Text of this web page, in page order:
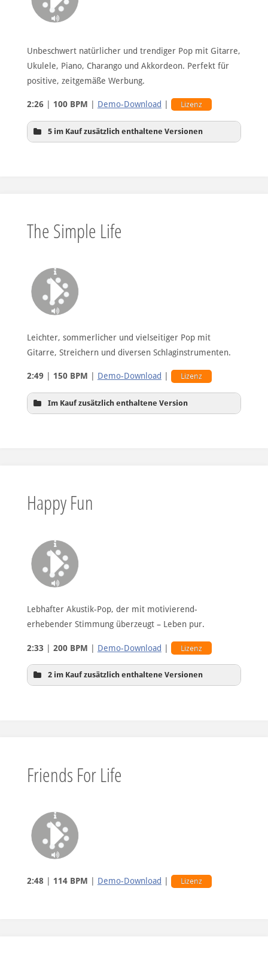
Unbeschwert natürlicher und trendiger Pop mit Gitarre,
Ukulele, Piano, Charango und Akkordeon. Perfekt für
positive, zeitgemäße Werbung.
2:26| 100 BPM Demo-Download Lizenz
5 im Kauf zusätzlich enthaltene Versionen
The Simple Life
Leichter, sommerlicher und vielseitiger Pop mit
Gitarre, Streichern und diversen Schlaginstrumenten.
2:49| 150 BPM Demo-Download Lizenz
Im Kauf zusätzlich enthaltene Version
Happy Fun
Lebhafter Akustik-Pop, der mit motivierend-
erhebender Stimmung überzeugt – Leben pur.
2:33 | 200 BPM | Demo-Download | Lizenz
2 im Kauf zusätzlich enthaltene Versionen
Friends For Life
2:48| 114 BPM Demo-Download Lizenz